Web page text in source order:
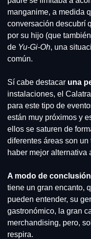
manganime, a medida
conversación descubrí
por su hijo (que
de Yu-Gi-Oh, una
común.
Sí cabe destacar una
instalaciones, el
para este tipo de
están muy próximos y
ellos se saturen de
diferentes áreas son
haber mejor alternativa
A modo de conclusión
tiene un gran encanto,
pueden entender, su
gastronómico, la gran
merchandising, pero,
respira.